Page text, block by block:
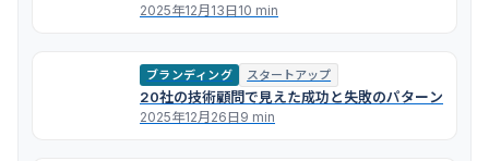
2025年12月13日10 min
ブランディング スタートアップ
20社の技術顧問で見えた成功と失敗のパターン
2025年12月26日9 min